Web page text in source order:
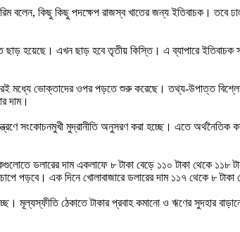
কিছু কিছু পদক্ষেপ রাজস্ব খাতের জন্য ইতিবাচক। তবে
হয়েছে। এখন ছাড় হবে তৃতীয় কিস্তি। এ ব্যাপারে
মধ্যে ভোক্তাদের ওপর পড়তে শুরু করেছে। তথ্য-উপাত্ত
দাম।
সংকোচনমুখী মুদ্রানীতি অনুসরণ করা হচ্ছে। এতে অর্থনৈতিক
ডলারের দাম একলাফে ৮ টাকা বেড়ে ১১০ টাকা থেকে ১১৮
পড়বে। এক দিনে খোলাবাজারে ডলারের দাম ১১৭ থেকে ৮ টাকা
মূল্যস্ফীতি ঠেকাতে টাকার প্রবাহ কমানো ও ঋণের সুদহার